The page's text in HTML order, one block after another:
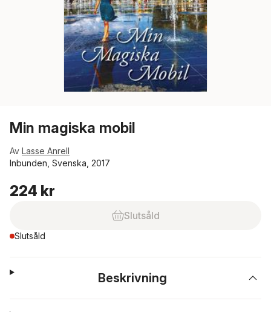
Min magiska mobil
Av Lasse Anrell
Inbunden, Svenska, 2017
224 kr
Slutsåld
Slutsåld
Beskrivning